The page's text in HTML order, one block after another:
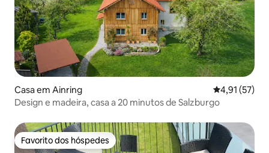
Casa em Ainring Classificação
4,91 (57)
Design e madeira, casa a 20 minutos de Salzburgo
Favorito dos hóspedes
Favorito dos hóspedes